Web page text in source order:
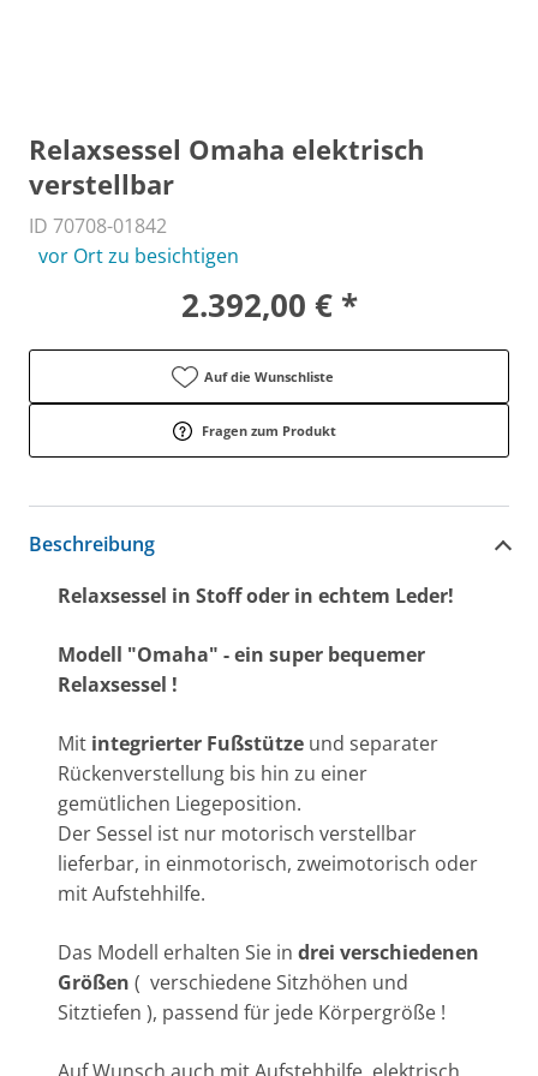
Relaxsessel Omaha elektrisch
verstellbar
ID 70708-01842
vor Ort zu besichtigen
2.392,00 € *
Auf die Wunschliste
Fragen zum Produkt
Beschreibung
Relaxsessel in Stoff oder in echtem Leder!
Modell "Omaha" - ein super bequemer
Relaxsessel !
Mit integrierter Fußstütze und separater
Rückenverstellung bis hin zu einer
gemütlichen Liegeposition.
Der Sessel ist nur motorisch verstellbar
lieferbar, in einmotorisch, zweimotorisch oder
mit Aufstehhilfe.
Das Modell erhalten Sie in drei verschiedenen
Größen ( verschiedene Sitzhöhen und
Sitztiefen ), passend für jede Körpergröße !